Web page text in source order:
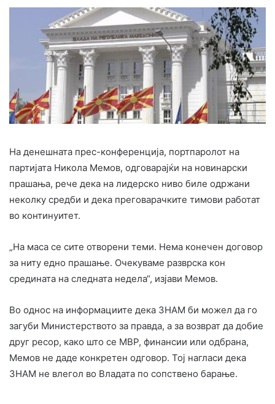
На денешната прес-конференција, портпаролот на
партијата Никола Мемов, одговарајќи на новинарски
прашања, рече дека на лидерско ниво биле одржани
неколку средби и дека преговарачките тимови работат
во континуитет.
„На маса се сите отворени теми. Нема конечен договор
за ниту едно прашање. Очекуваме разврска кон
средината на следната недела“, изјави Мемов.
Во однос на информациите дека ЗНАМ би можел да го
загуби Министерството за правда, а за возврат да добие
друг ресор, како што се МВР, финансии или одбрана,
Мемов не даде конкретен одговор. Тој нагласи дека
ЗНАМ не влегол во Владата по сопствено барање.